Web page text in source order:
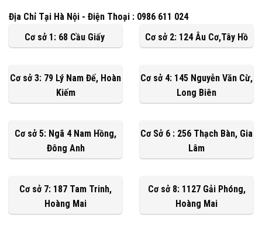
Địa Chỉ Tại Hà Nội - Điện Thoại : 0986 611 024
Cơ sở 1: 68 Cầu Giấy
Cơ sở 2: 124 Âu Cơ,Tây Hồ
Cơ sở 3: 79 Lý Nam Đế, Hoàn
Kiếm
Cơ sở 4: 145 Nguyễn Văn Cừ,
Long Biên
Cơ sở 5: Ngã 4 Nam Hồng,
Đông Anh
Cơ Sở 6 : 256 Thạch Bàn, Gia
Lâm
Cơ sở 7: 187 Tam Trinh,
Hoàng Mai
Cơ sở 8: 1127 Gải Phóng,
Hoàng Mai